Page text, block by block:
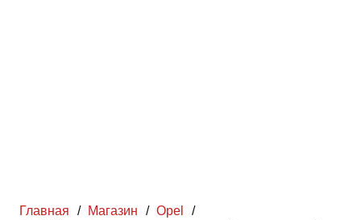
Главная / Магазин / Opel
/